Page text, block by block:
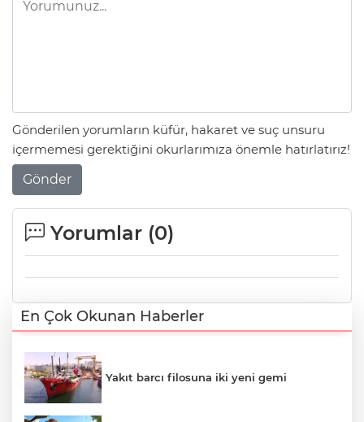
Gönderilen yorumların küfür, hakaret ve suç unsuru
içermemesi gerektiğini okurlarımıza önemle hatırlatırız!
Gönder
Yorumlar (0)
En Çok Okunan Haberler
Yakıt barcı filosuna iki yeni gemi